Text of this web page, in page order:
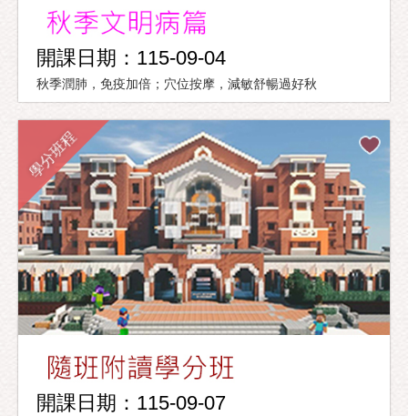
開課日期：115-09-04
秋季潤肺，免疫加倍；穴位按摩，減敏舒暢過好秋
學分班程
開課日期：115-09-07